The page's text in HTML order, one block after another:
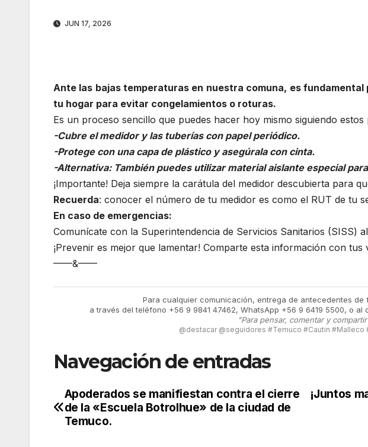
JUN 17, 2026
Ante las bajas temperaturas en nuestra comuna, es
tu hogar para evitar congelamientos o roturas.
Es un proceso sencillo que puedes hacer hoy mismo siguiendo estos
-Cubre el medidor y las tuberías con papel periódico.
-Protege con una capa de plástico y asegúrala con cinta.
-Alternativa: También puedes utilizar material aislante especial
¡Importante! Deja siempre la carátula del medidor descubierta para
Recuerda: conocer el número de tu medidor es como el RUT de tu
En caso de emergencias:
Comunícate con la Superintendencia de Servicios Sanitarios (SISS)
¡Prevenir es mejor que lamentar! Comparte esta información con tus
——&——
Para cualquier comunicación, entrega de antecedentes de
a través del teléfono +56 9 9841 47462, WhatsApp +56 9 6419 5500, o
"Para pensar, comentar y
@destacar @seguidores #Temuco #Cautin #Malleco
Navegación de entradas
¡Juntos
Apoderados se manifiestan contra el cierre
de la «Escuela Botrolhue» de la ciudad de
Temuco.